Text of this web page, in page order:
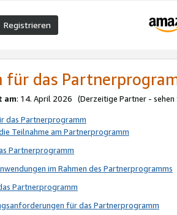
Registrieren
für das
am: 14. April 2026 (Derzeitige Partner - sehen
das Partnerprogramm
Teilnahme am Partnerprogramm
Partnerprogramm
im Rahmen des Partnerprogramms
Partnerprogramm
für das Partnerprogramm